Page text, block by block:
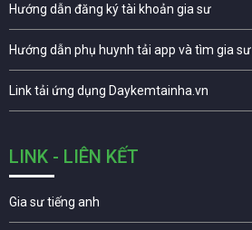
Hướng dẫn đăng ký tài khoản gia sư
Hướng dẫn phụ huynh tải app và tìm gia sư
Link tải ứng dụng Daykemtainha.vn
LINK - LIÊN KẾT
Gia sư tiếng anh